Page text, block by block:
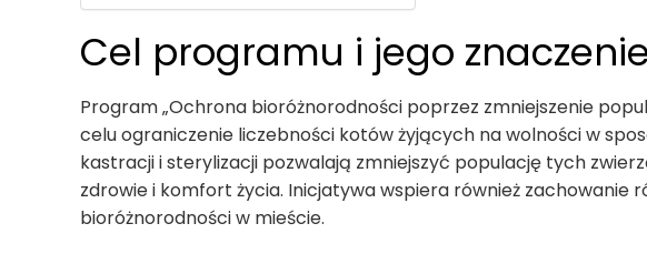
Cel programu i jego
Program „Ochrona bioróżnorodności poprzez zmniejszenie
celu ograniczenie liczebności kotów żyjących na wolności w
kastracji i sterylizacji pozwalają zmniejszyć populację tych
zdrowie i komfort życia. Inicjatywa wspiera również zachowanie
bioróżnorodności w mieście.